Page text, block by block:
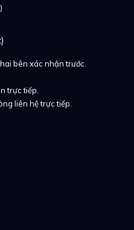
bên xác nhận trước.
trực tiếp.
liên hệ trực tiếp.